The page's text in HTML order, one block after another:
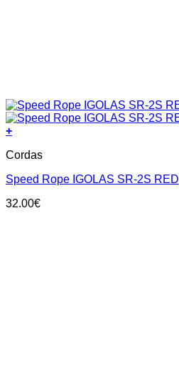
+
Cordas
Speed Rope IGOLAS SR-2S RED
32.00€